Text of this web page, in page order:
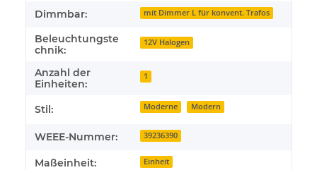
Dimmbar: mit Dimmer L für konvent. Trafos
Beleuchtungste
chnik:
12V Halogen
Anzahl der
Einheiten:
1
Stil: Moderne Modern
WEEE-Nummer: 39236390
Maßeinheit: Einheit